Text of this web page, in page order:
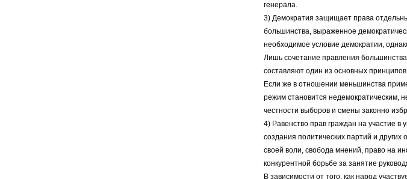
генерала.
3) Демократия защищает права
большинства, выраженное
необходимое условие демократии,
Лишь сочетание правления
составляют один из основных принципов
Если же в отношении меньшинства
режим становится недемократическим,
честности выборов и смены законно
4) Равенство прав граждан на участие в
создания политических партий и
своей воли, свобода мнений, право на
конкурентной борьбе за занятие
В зависимости от того, как народ